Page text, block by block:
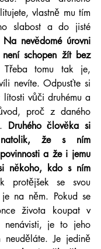
vlastně mu tím
slabost a do jisté
Na nevědomé úrovni
schopen žít bez
Třeba tomu tak je,
nevíte. Odpusťte si
vůči druhému a
proč z daného
Druhého člověka si
že s ním
a že i jemu
někoho, kdo s ním
protějšek se svou
na něm. Pokud se
života koupat v
je to jeho
Je jedině